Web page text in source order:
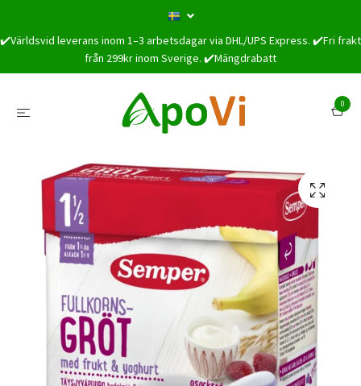
✔️Världsvid leverans inom 1–3 arbetsdagar via DHL/UPS Express. ✔️Fri frakt
från 299kr inom Sverige. ✔️Mängdrabatt
0